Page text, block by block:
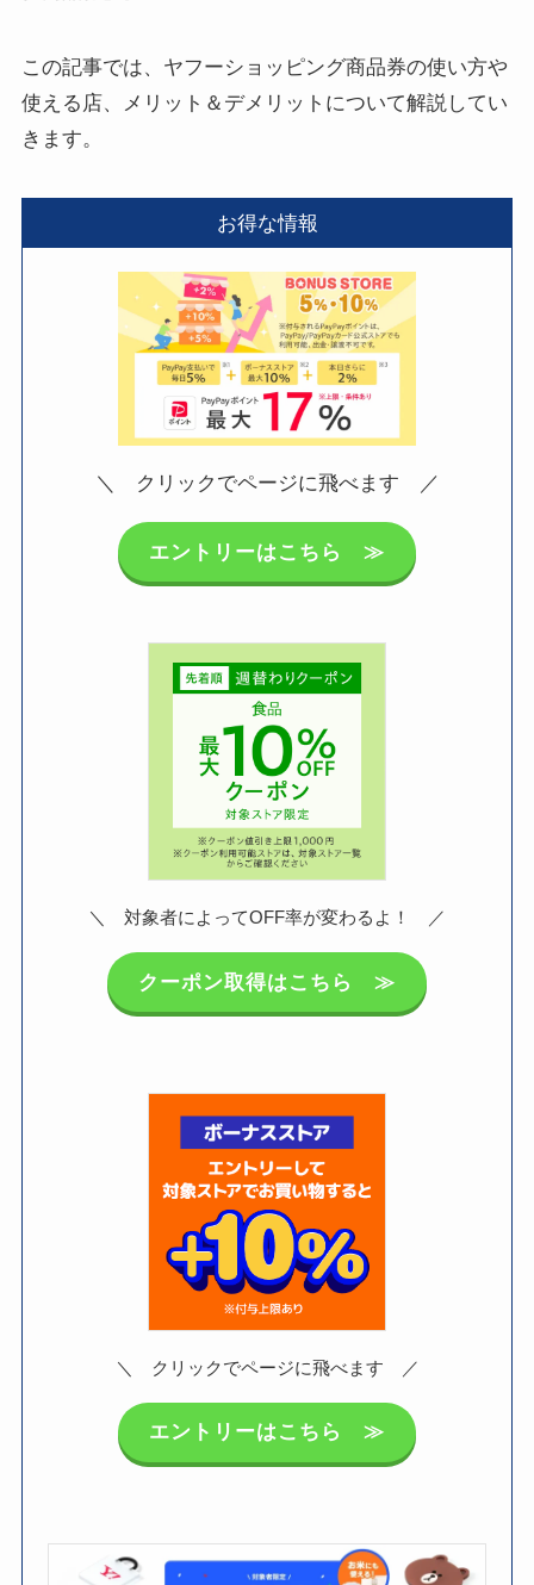
この記事では、ヤフーショッピング商品券の使い方や
使える店、メリット＆デメリットについて解説してい
きます。
お得な情報
＼ クリックでページに飛べます ／
エントリーはこちら ≫
＼ 対象者によってOFF率が変わるよ！ ／
クーポン取得はこちら ≫
＼ クリックでページに飛べます ／
エントリーはこちら ≫